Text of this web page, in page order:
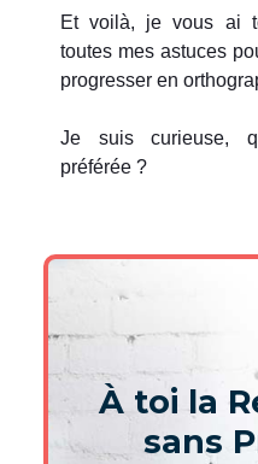
Et voilà, je vous ai
toutes mes astuces
progresser en
Je suis curieuse,
préférée ?
À toi la
sans